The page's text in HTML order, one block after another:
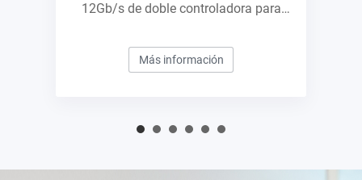
12Gb/s de doble controladora para
Más información